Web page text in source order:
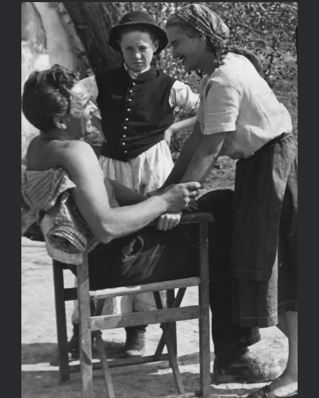
ATTILA HÖRBIGER ÉS TOLNAY
KLÁRI 1938-BAN SZEGEDEN, A
TISZAVIRÁG CÍMŰ FILM
FORGATÁSÁN.
LIEBMANN BÉLA